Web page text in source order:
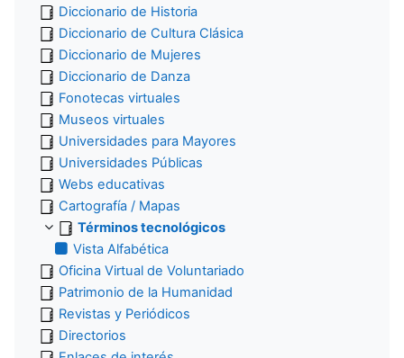
Diccionario de Historia
Diccionario de Cultura Clásica
Diccionario de Mujeres
Diccionario de Danza
Fonotecas virtuales
Museos virtuales
Universidades para Mayores
Universidades Públicas
Webs educativas
Cartografía / Mapas
Términos tecnológicos
Vista Alfabética
Oficina Virtual de Voluntariado
Patrimonio de la Humanidad
Revistas y Periódicos
Directorios